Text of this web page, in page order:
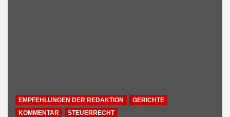
EMPFEHLUNGEN DER REDAKTION
GERICHTE
KOMMENTAR
STEUERRECHT